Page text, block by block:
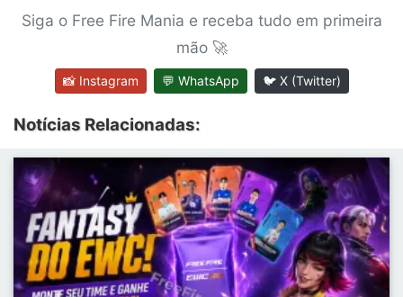
Siga o Free Fire Mania e receba tudo em primeira
mão 🚀
📸 Instagram 💬 WhatsApp 🐦 X (Twitter)
Notícias Relacionadas: